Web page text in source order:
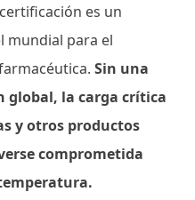
es un
mundial para el
Sin una
global, la carga crítica
y otros productos
comprometida